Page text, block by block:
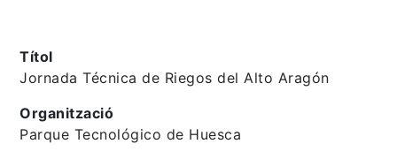
Títol
Jornada Técnica de Riegos del Alto Aragón
Organització
Parque Tecnológico de Huesca